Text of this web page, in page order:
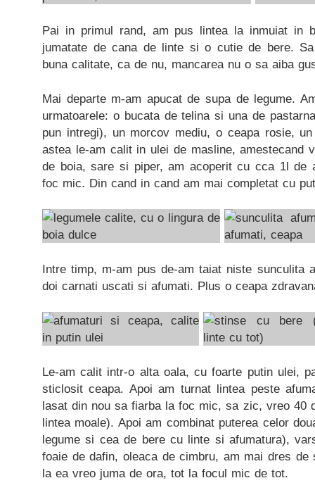
Pai in primul rand, am pus lintea la inmuiat in
jumatate de cana de linte si o cutie de bere.
buna calitate, ca de nu, mancarea nu o sa aiba
Mai departe m-am apucat de supa de legume.
urmatoarele: o bucata de telina si una de
pun intregi), un morcov mediu, o ceapa rosie,
astea le-am calit in ulei de masline, amestecand
de boia, sare si piper, am acoperit cu cca 1l de
foc mic. Din cand in cand am mai completat cu
Intre timp, m-am pus de-am taiat niste sunculita
doi carnati uscati si afumati. Plus o ceapa
Le-am calit intr-o alta oala, cu foarte putin ulei,
sticlosit ceapa. Apoi am turnat lintea peste
lasat din nou sa fiarba la foc mic, sa zic, vreo 40
lintea moale). Apoi am combinat puterea celor
legume si cea de bere cu linte si afumatura),
foaie de dafin, oleaca de cimbru, am mai dres
la ea vreo juma de ora, tot la focul mic de tot.